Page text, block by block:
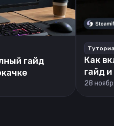
гайд
Как
гайд
28